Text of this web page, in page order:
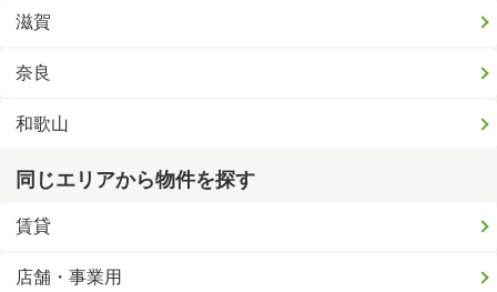
滋賀
奈良
和歌山
同じエリアから物件を探す
賃貸
店舗・事業用